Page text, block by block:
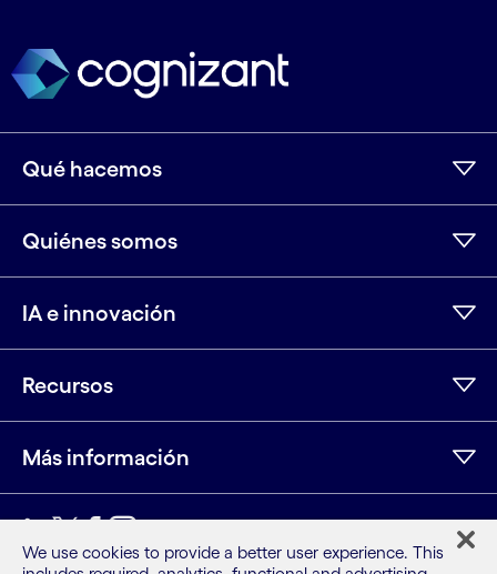
Qué hacemos
Quiénes somos
IA e innovación
Recursos
Más información
LinkedIn
Twitter
Facebook
Instagram
Youtube
We use cookies to provide a better user experience. This